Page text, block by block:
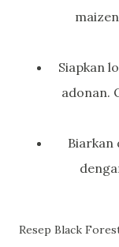
Siapkan
adonan.
Resep Black